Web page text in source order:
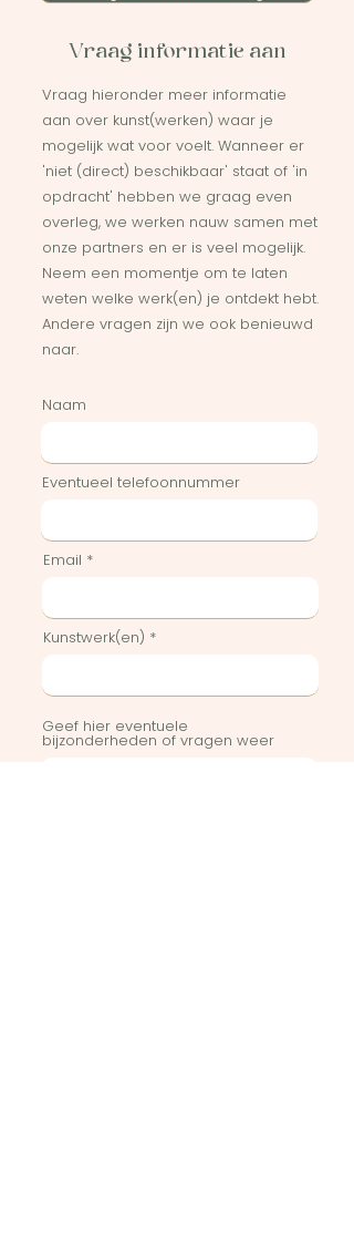
Vraag informatie aan
Vraag hieronder meer informatie
aan over kunst(werken) waar je
mogelijk wat voor voelt. Wanneer er
'niet (direct) beschikbaar' staat of 'in
opdracht' hebben we graag even
overleg, we werken nauw samen met
onze partners en er is veel mogelijk.
Neem een momentje om te laten
weten welke werk(en) je ontdekt hebt.
Andere vragen zijn we ook benieuwd
naar.
Naam
Eventueel telefoonnummer
Email
Kunstwerk(en)
Geef hier eventuele
bijzonderheden of vragen weer